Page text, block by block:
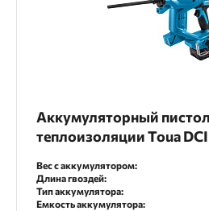
Аккумуляторный
теплоизоляции Toua
Вес с аккумулятором:
Длина гвоздей:
Тип аккумулятора:
Емкость аккумулятора: